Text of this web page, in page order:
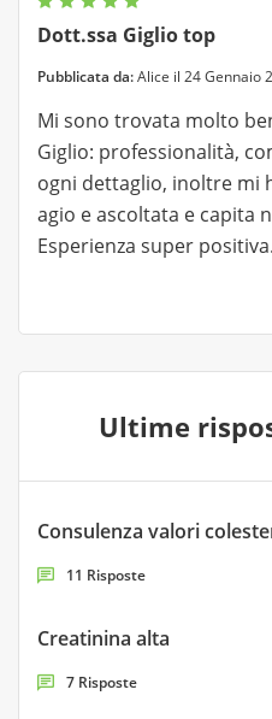
Dott.ssa Giglio top
Pubblicata da:Alice il 24 Gennaio
Mi sono trovata molto
Giglio: professionalità,
ogni dettaglio, inoltre mi
agio e ascoltata e capita
Esperienza super positiva.
Ultime
Consulenza valori
11 Risposte
Creatinina alta
7 Risposte